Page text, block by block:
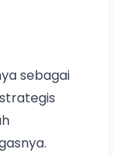
sebagai